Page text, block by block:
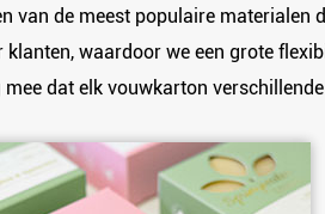
van de meest populaire materialen
klanten, waardoor we een grote
mee dat elk vouwkarton